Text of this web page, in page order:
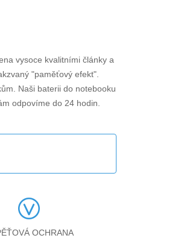
vysoce kvalitními články a
"paměťový efekt".
Naši baterii do notebooku
odpovíme do 24 hodin.
OCHRANA